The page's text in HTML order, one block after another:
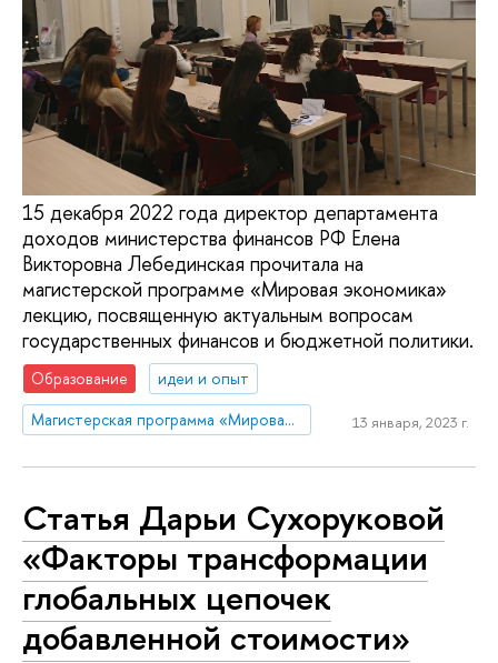
15 декабря 2022 года директор департамента
доходов министерства финансов РФ Елена
Викторовна Лебединская прочитала на
магистерской программе «Мировая экономика»
лекцию, посвященную актуальным вопросам
государственных финансов и бюджетной политики.
Образование
идеи и опыт
Магистерская программа «Мировая экономика»
13 января, 2023 г.
Статья Дарьи Сухоруковой
«Факторы трансформации
глобальных цепочек
добавленной стоимости»